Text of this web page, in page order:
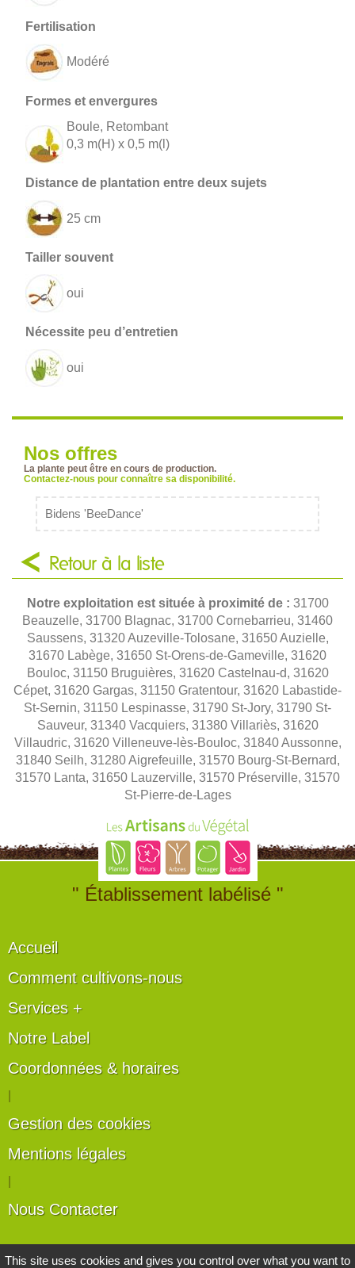
Modéré
Boule, Retombant
0,3 m(H) x 0,5 m(l)
25 cm
oui
oui
Nos offres
La plante peut être en cours de production.
Contactez-nous pour connaître sa disponibilité.
Bidens 'BeeDance'
Retour à la liste
Notre exploitation est située à proximité de : 31700
Beauzelle, 31700 Blagnac, 31700 Cornebarrieu, 31460
Saussens, 31320 Auzeville-Tolosane, 31650 Auzielle,
31670 Labège, 31650 St-Orens-de-Gameville, 31620
Bouloc, 31150 Bruguières, 31620 Castelnau-d, 31620
Cépet, 31620 Gargas, 31150 Gratentour, 31620 Labastide-
St-Sernin, 31150 Lespinasse, 31790 St-Jory, 31790 St-
Sauveur, 31340 Vacquiers, 31380 Villariès, 31620
Villaudric, 31620 Villeneuve-lès-Bouloc, 31840 Aussonne,
31840 Seilh, 31280 Aigrefeuille, 31570 Bourg-St-Bernard,
31570 Lanta, 31650 Lauzerville, 31570 Préserville, 31570
St-Pierre-de-Lages
" Établissement labélisé "
Accueil
Comment cultivons-nous
Services +
Notre Label
Coordonnées & horaires
Gestion des cookies
Mentions légales
Nous Contacter
Les artisans du végétal
This site uses cookies and gives you control over what you want to